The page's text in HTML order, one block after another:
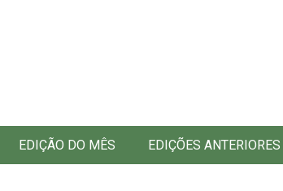
EDIÇÃO DO MÊS EDIÇÕES ANTERIORES